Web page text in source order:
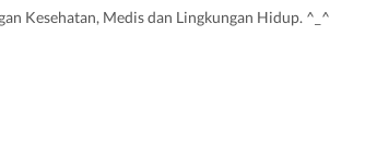
Kesehatan, Medis dan Lingkungan Hidup. ^_^